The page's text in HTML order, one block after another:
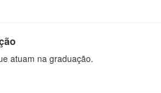
atuam na graduação.